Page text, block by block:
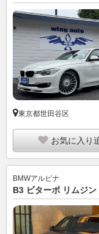
東京都世田谷区
お気に入り
BMWアルピナ
B3 ビターボ リムジ